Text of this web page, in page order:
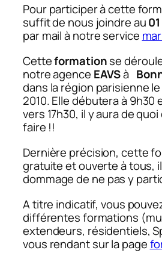
Pour participer à cette
suffit de nous joindre au
par mail à notre service
Cetteformationse
notre agence EAVSà
dans la région parisienne
2010. Elle débutera à 9h30
vers 17h30, il y aura de
faire !!
Dernière précision, cette
gratuite et ouverte à tous,
dommage de ne pas y
A titre indicatif, vous
différentes formations (
extendeurs, résidentiels,
vous rendant sur la page